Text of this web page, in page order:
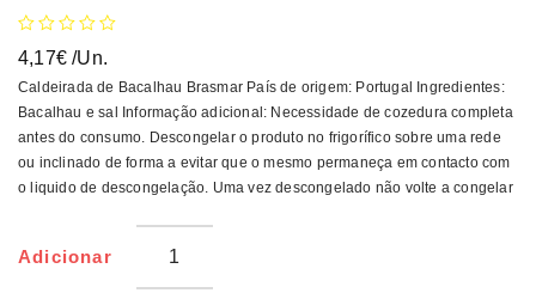
4,17€ /Un.
Caldeirada de Bacalhau Brasmar País de origem: Portugal Ingredientes:
Bacalhau e sal Informação adicional: Necessidade de cozedura completa
antes do consumo. Descongelar o produto no frigorífico sobre uma rede
ou inclinado de forma a evitar que o mesmo permaneça em contacto com
o liquido de descongelação. Uma vez descongelado não volte a congelar
Adicionar